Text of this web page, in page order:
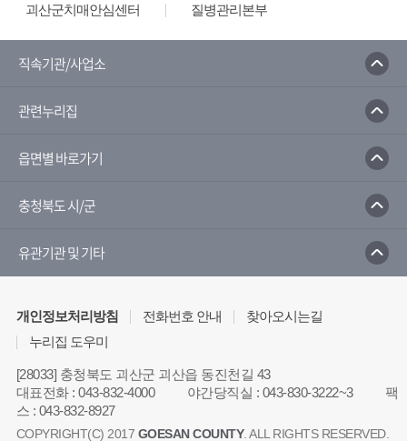
괴산군치매안심센터
질병관리본부
예방접종도우미
직속기관/사업소
관련누리집
읍면별 바로가기
충청북도 시/군
유관기관 및 기타
개인정보처리방침 전화번호 안내
찾아오시는길
누리집 도우미
[28033] 충청북도 괴산군 괴산읍 동진천길 43
대표전화:043-832-4000 야간당직실 : 043-830-3222~3
팩
스 : 043-832-8927
COPYRIGHT(C) 2017 GOESAN COUNTY. ALL RIGHTS RESERVED.